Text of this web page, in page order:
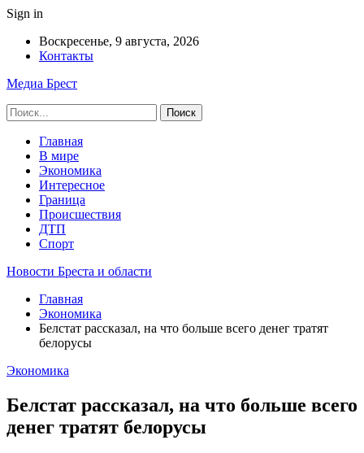
Sign in
Воскресенье, 9 августа, 2026
Контакты
Медиа Брест
Главная
В мире
Экономика
Интересное
Граница
Происшествия
ДТП
Спорт
Новости Бреста и области
Главная
Экономика
Белстат рассказал, на что больше всего денег тратят
белорусы
Экономика
Белстат рассказал, на что больше всего
денег тратят белорусы